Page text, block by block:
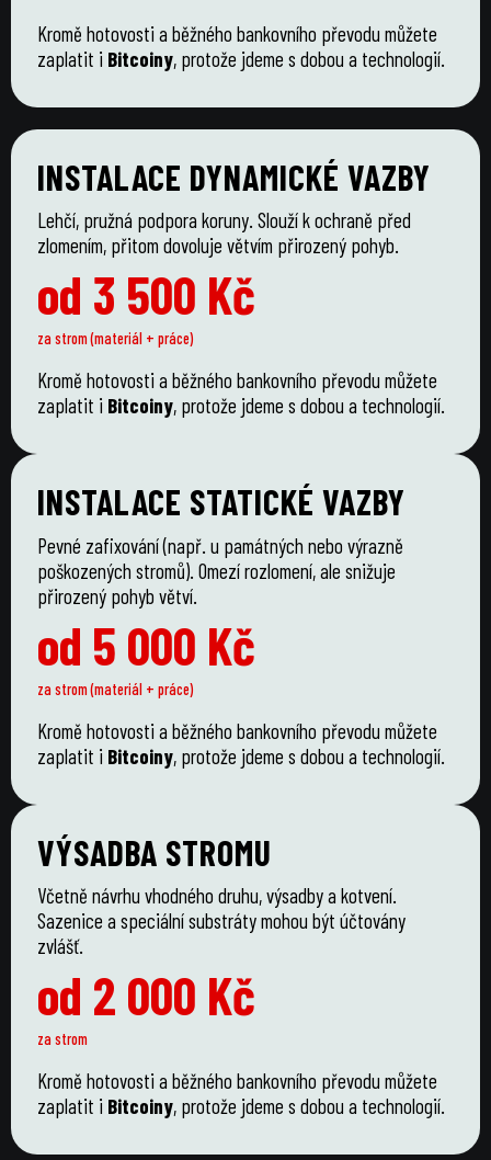
Kromě hotovosti a běžného bankovního převodu můžete
zaplatit i Bitcoiny, protože jdeme s dobou a technologií.
INSTALACE DYNAMICKÉ VAZBY
Lehčí, pružná podpora koruny. Slouží k ochraně před
zlomením, přitom dovoluje větvím přirozený pohyb.
od 3 500 Kč
za strom (materiál + práce)
Kromě hotovosti a běžného bankovního převodu můžete
zaplatit i Bitcoiny, protože jdeme s dobou a technologií.
INSTALACE STATICKÉ VAZBY
Pevné zafixování (např. u památných nebo výrazně
poškozených stromů). Omezí rozlomení, ale snižuje
přirozený pohyb větví.
od 5 000 Kč
za strom (materiál + práce)
Kromě hotovosti a běžného bankovního převodu můžete
zaplatit i Bitcoiny, protože jdeme s dobou a technologií.
VÝSADBA STROMU
Včetně návrhu vhodného druhu, výsadby a kotvení.
Sazenice a speciální substráty mohou být účtovány
zvlášť.
od 2 000 Kč
za strom
Kromě hotovosti a běžného bankovního převodu můžete
zaplatit i Bitcoiny, protože jdeme s dobou a technologií.